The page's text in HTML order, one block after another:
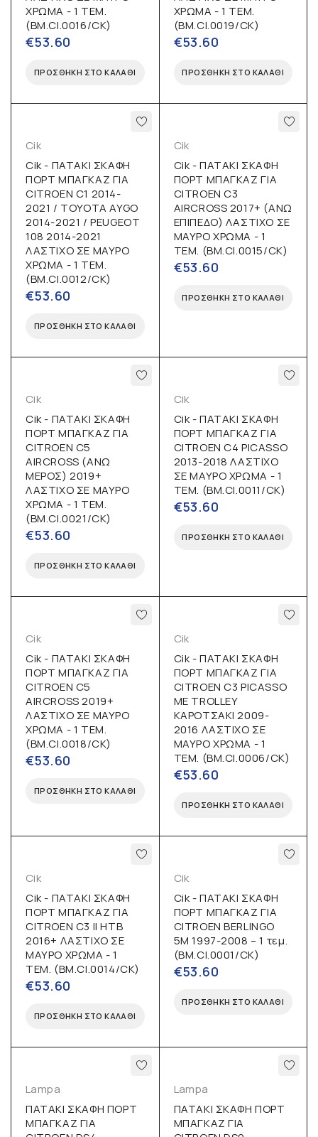
ΧΡΩΜΑ - 1 ΤΕΜ.
(BM.CI.0016/CK)
€53.60
ΠΡΟΣΘΉΚΗ ΣΤΟ ΚΑΛΆΘΙ
ΧΡΩΜΑ - 1 ΤΕΜ.
(BM.CI.0019/CK)
€53.60
ΠΡΟΣΘΉΚΗ ΣΤΟ ΚΑΛΆΘΙ
Cik
Cik - ΠΑΤΑΚΙ ΣΚΑΦΗ
ΠΟΡΤ ΜΠΑΓΚΑΖ ΓΙΑ
CITROEN C1 2014-
2021 / TOYOTA AYGO
2014-2021 / PEUGEOT
108 2014-2021
ΛΑΣΤΙΧΟ ΣΕ ΜΑΥΡΟ
ΧΡΩΜΑ - 1 ΤΕΜ.
(BM.CI.0012/CK)
€53.60
ΠΡΟΣΘΉΚΗ ΣΤΟ ΚΑΛΆΘΙ
Cik
Cik - ΠΑΤΑΚΙ ΣΚΑΦΗ
ΠΟΡΤ ΜΠΑΓΚΑΖ ΓΙΑ
CITROEN C3
AIRCROSS 2017+ (ΑΝΩ
ΕΠΙΠΕΔΟ) ΛΑΣΤΙΧΟ ΣΕ
ΜΑΥΡΟ ΧΡΩΜΑ - 1
ΤΕΜ. (BM.CI.0015/CK)
€53.60
ΠΡΟΣΘΉΚΗ ΣΤΟ ΚΑΛΆΘΙ
Cik
Cik - ΠΑΤΑΚΙ ΣΚΑΦΗ
ΠΟΡΤ ΜΠΑΓΚΑΖ ΓΙΑ
CITROEN C5
AIRCROSS (ΑΝΩ
ΜΕΡΟΣ) 2019+
ΛΑΣΤΙΧΟ ΣΕ ΜΑΥΡΟ
ΧΡΩΜΑ - 1 ΤΕΜ.
(BM.CI.0021/CK)
€53.60
ΠΡΟΣΘΉΚΗ ΣΤΟ ΚΑΛΆΘΙ
Cik
Cik - ΠΑΤΑΚΙ ΣΚΑΦΗ
ΠΟΡΤ ΜΠΑΓΚΑΖ ΓΙΑ
CITROEN C4 PICASSO
2013-2018 ΛΑΣΤΙΧΟ
ΣΕ ΜΑΥΡΟ ΧΡΩΜΑ - 1
ΤΕΜ. (BM.CI.0011/CK)
€53.60
ΠΡΟΣΘΉΚΗ ΣΤΟ ΚΑΛΆΘΙ
Cik
Cik - ΠΑΤΑΚΙ ΣΚΑΦΗ
ΠΟΡΤ ΜΠΑΓΚΑΖ ΓΙΑ
CITROEN C5
AIRCROSS 2019+
ΛΑΣΤΙΧΟ ΣΕ ΜΑΥΡΟ
ΧΡΩΜΑ - 1 ΤΕΜ.
(BM.CI.0018/CK)
€53.60
ΠΡΟΣΘΉΚΗ ΣΤΟ ΚΑΛΆΘΙ
Cik
Cik - ΠΑΤΑΚΙ ΣΚΑΦΗ
ΠΟΡΤ ΜΠΑΓΚΑΖ ΓΙΑ
CITROEN C3 PICASSO
ΜΕ TROLLEY
ΚΑΡΟΤΣΑΚΙ 2009-
2016 ΛΑΣΤΙΧΟ ΣΕ
ΜΑΥΡΟ ΧΡΩΜΑ - 1
ΤΕΜ. (BM.CI.0006/CK)
€53.60
ΠΡΟΣΘΉΚΗ ΣΤΟ ΚΑΛΆΘΙ
Cik
Cik - ΠΑΤΑΚΙ ΣΚΑΦΗ
ΠΟΡΤ ΜΠΑΓΚΑΖ ΓΙΑ
CITROEN C3 II HTB
2016+ ΛΑΣΤΙΧΟ ΣΕ
ΜΑΥΡΟ ΧΡΩΜΑ - 1
ΤΕΜ. (BM.CI.0014/CK)
€53.60
ΠΡΟΣΘΉΚΗ ΣΤΟ ΚΑΛΆΘΙ
Cik
Cik - ΠΑΤΑΚΙ ΣΚΑΦΗ
ΠΟΡΤ ΜΠΑΓΚΑΖ ΓΙΑ
CITROEN BERLINGO
5M 1997-2008 – 1 τεμ.
(BM.CI.0001/CK)
€53.60
ΠΡΟΣΘΉΚΗ ΣΤΟ ΚΑΛΆΘΙ
Lampa
ΠΑΤΑΚΙ ΣΚΑΦΗ ΠΟΡΤ
ΜΠΑΓΚΑΖ ΓΙΑ
Lampa
ΠΑΤΑΚΙ ΣΚΑΦΗ ΠΟΡΤ
ΜΠΑΓΚΑΖ ΓΙΑ